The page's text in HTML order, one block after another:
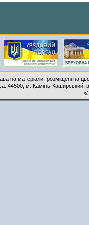
на матеріали, розміщені на
44500, м. Камінь-Каширський,
©